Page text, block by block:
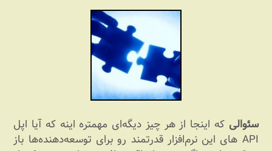
سئوالی که اینجا از هر چیز دیگه‌ای مهمتره اینه که آیا اپل
API های این نرم‌افزار قدرتمند رو برای توسعه‌دهنده‌ها باز